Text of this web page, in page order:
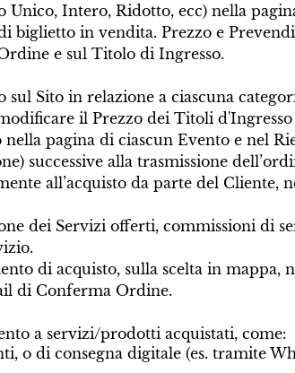
Intero, Ridotto, ecc) nella
biglietto in vendita. Prezzo e
e sul Titolo di Ingresso.
Sito in relazione a ciascuna
il Prezzo dei Titoli
pagina di ciascun Evento e nel
alla trasmissione
all’acquisto da parte del
dei Servizi offerti, commissioni di
di acquisto, sulla scelta in mappa,
di Conferma Ordine.
a servizi/prodotti acquistati, come:
o di consegna digitale (es. tramite